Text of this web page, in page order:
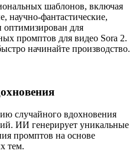
шаблонов, включая
научно-фантастические,
для
промптов для видео Sora 2.
начинайте производство.
случайного вдохновения
ИИ генерирует уникальные
промптов на основе
тем.